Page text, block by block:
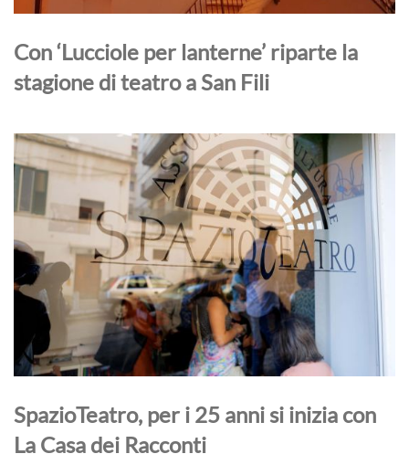
Con ‘Lucciole per lanterne’ riparte la
stagione di teatro a San Fili
SpazioTeatro, per i 25 anni si inizia con
La Casa dei Racconti